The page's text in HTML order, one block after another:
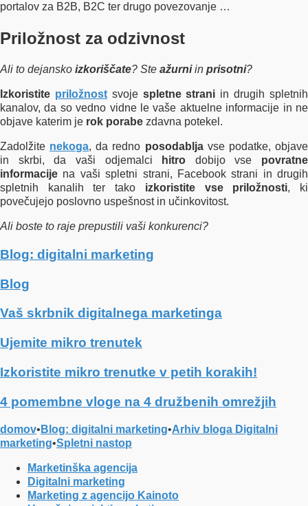
portalov za B2B, B2C ter drugo povezovanje …
Priložnost za odzivnost
Ali to dejansko izkoriščate? Ste ažurniin prisotni?
Izkoristite priložnostsvoje spletne strani in drugih spletnih
kanalov, da so vedno vidne le vaše aktuelne informacije in ne
objave katerim je rok porabe zdavna potekel.
Zadolžite nekoga, da redno posodabljavse podatke, objave
in skrbi, da vaši odjemalci
hitro dobijo vse povratne
informacije na vaši spletni strani, Facebook strani in drugih
spletnih kanalih ter tako izkoristite vse priložnosti, ki
povečujejo poslovno uspešnost in učinkovitost.
Ali boste to raje prepustili vaši konkurenci?
Blog: digitalni marketing
Blog
Vaš skrbnik digitalnega marketinga
Ujemite mikro trenutek
Izkoristite mikro trenutke v petih korakih!
4 pomembne vloge na 4 družbenih omrežjih
domov• Blog: digitalni marketing•Arhiv bloga Digitalni
marketing•Spletni nastop
Marketinška agencija
Digitalni marketing
Marketing z agencijo Kainoto